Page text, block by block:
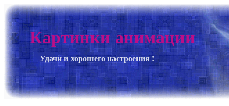
Картинки анимации
Удачи и хорошего настроения !